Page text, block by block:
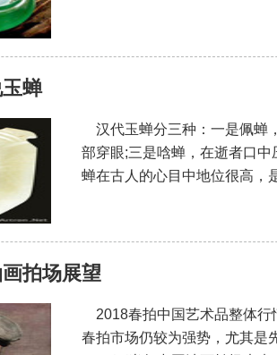
蝉
汉代玉蝉分三种：一是佩蝉
部穿眼;三是唅蝉，在逝者口
蝉在古人的心目中地位很高
拍场展望
2018春拍中国艺术品整体行
春拍市场仍较为强势，尤其是